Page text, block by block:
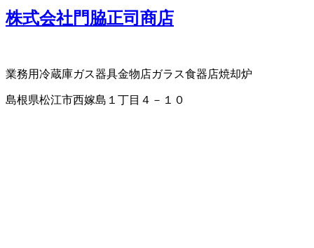
株式会社門脇正司商店
業務用冷蔵庫ガス器具金物店ガラス食器店焼却炉
島根県松江市西嫁島１丁目４－１０